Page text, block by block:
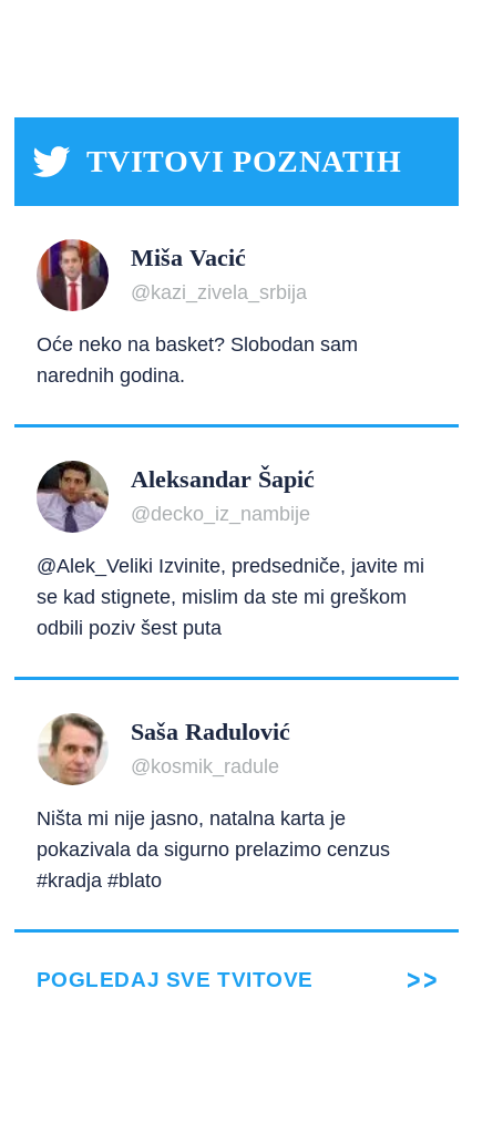
TVITOVI POZNATIH
Miša Vacić
@kazi_zivela_srbija
Oće neko na basket? Slobodan sam
narednih godina.
Aleksandar Šapić
@decko_iz_nambije
@Alek_Veliki Izvinite, predsedniče, javite mi
se kad stignete, mislim da ste mi greškom
odbili poziv šest puta
Saša Radulović
@kosmik_radule
Ništa mi nije jasno, natalna karta je
pokazivala da sigurno prelazimo cenzus
#kradja #blato
POGLEDAJ SVE TVITOVE